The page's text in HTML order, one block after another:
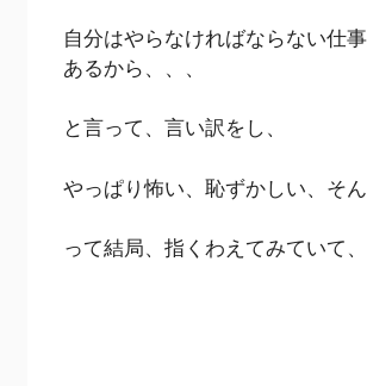
自分はやらなければならない仕
あるから、、、
と言って、言い訳をし、
やっぱり怖い、恥ずかしい、そん
って結局、指くわえてみていて、